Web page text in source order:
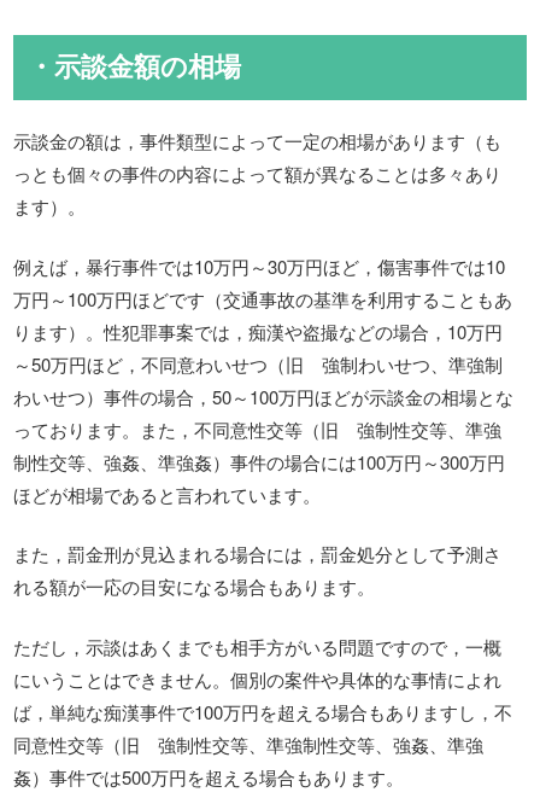
・示談金額の相場
示談金の額は，事件類型によって一定の相場があります（も
っとも個々の事件の内容によって額が異なることは多々あり
ます）。
例えば，暴行事件では10万円～30万円ほど，傷害事件では10
万円～100万円ほどです（交通事故の基準を利用することもあ
ります）。性犯罪事案では，痴漢や盗撮などの場合，10万円
～50万円ほど，不同意わいせつ（旧 強制わいせつ、準強制
わいせつ）事件の場合，50～100万円ほどが示談金の相場とな
っております。また，不同意性交等（旧 強制性交等、準強
制性交等、強姦、準強姦）事件の場合には100万円～300万円
ほどが相場であると言われています。
また，罰金刑が見込まれる場合には，罰金処分として予測さ
れる額が一応の目安になる場合もあります。
ただし，示談はあくまでも相手方がいる問題ですので，一概
にいうことはできません。個別の案件や具体的な事情によれ
ば，単純な痴漢事件で100万円を超える場合もありますし，不
同意性交等（旧 強制性交等、準強制性交等、強姦、準強
姦）事件では500万円を超える場合もあります。